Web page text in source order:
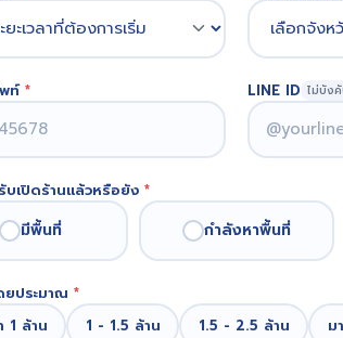
พท์* LINE ID ไม่บัง
บเปิดร้านแล้วหรือยัง*
มีพื้นที่ กำลังหาพื้นที่
ยประมาณ*
1 ล้าน
1 - 1.5 ล้าน 1.5 - 2.5 ล้าน ม